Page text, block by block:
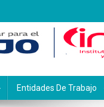
y
Entidades De Trabajo